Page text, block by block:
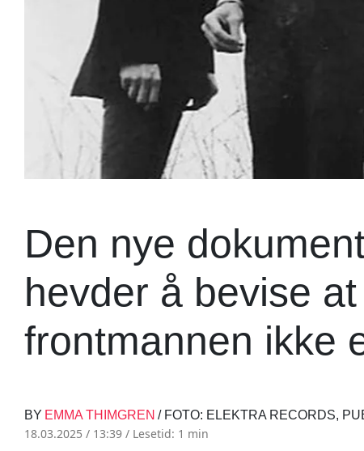
Den nye
hevder å bevise
frontmannen ikke
BY EMMA THIMGREN / FOTO: ELEKTRA RECORDS,
18.03.2025 / 13:39 / Lesetid: 1 min